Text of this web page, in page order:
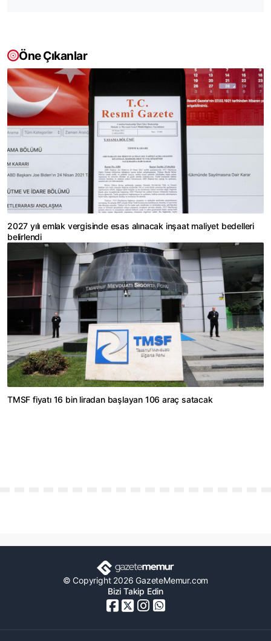
Öne Çıkanlar
2027 yılı emlak vergisinde esas alınacak inşaat maliyet bedelleri
belirlendi
TMSF fiyatı 16 bin liradan başlayan 106 araç satacak
© Copyright 2026 GazeteMemur.com
Bizi Takip Edin